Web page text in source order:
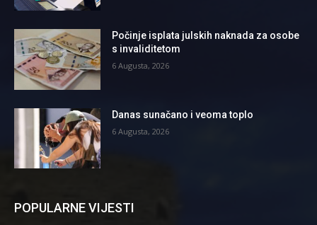
Počinje isplata julskih naknada za osobe
s invaliditetom
6 Augusta, 2026
Danas sunačano i veoma toplo
6 Augusta, 2026
POPULARNE VIJESTI